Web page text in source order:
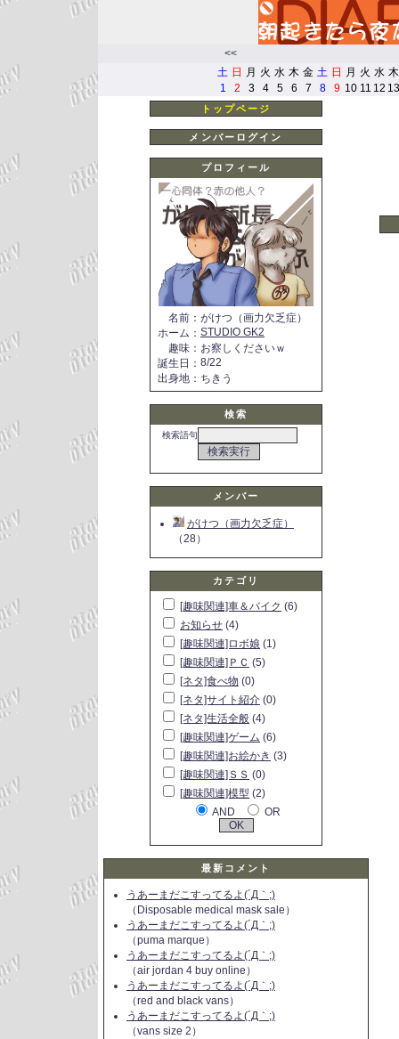
<<
土 日 月 火 水 木 金 土 日 月 火 水 木
1
2 3 4 5 6 7 8 9 10 11 12 13
トップページ
メンバーログイン
プロフィール
名前 ： がけつ（画力欠乏症）
ホーム ： STUDIO GK2
趣味 ： お察しくださいｗ
誕生日 ： 8/22
出身地 ： ちきう
検索
検索語句
メンバー
がけつ（画力欠乏症）
（28）
カテゴリ
[趣味関連]車＆バイク (6)
お知らせ (4)
[趣味関連]ロボ娘 (1)
[趣味関連]ＰＣ (5)
[ネタ]食べ物 (0)
[ネタ]サイト紹介 (0)
[ネタ]生活全般 (4)
[趣味関連]ゲーム (6)
[趣味関連]お絵かき (3)
[趣味関連]ＳＳ (0)
[趣味関連]模型 (2)
AND
OR
最新コメント
うあーまだこすってるよ(´Д｀;)
（Disposable medical mask sale）
うあーまだこすってるよ(´Д｀;)
（puma marque）
うあーまだこすってるよ(´Д｀;)
（air jordan 4 buy online）
うあーまだこすってるよ(´Д｀;)
（red and black vans）
うあーまだこすってるよ(´Д｀;)
（vans size 2）